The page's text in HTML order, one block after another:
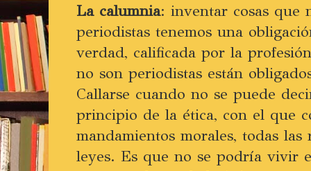
La calumnia: inventar cosas que
periodistas tenemos una
verdad, calificada por la
no son periodistas están
Callarse cuando no se puede
principio de la ética, con el que
mandamientos morales, todas
leyes. Es que no se podría vivir